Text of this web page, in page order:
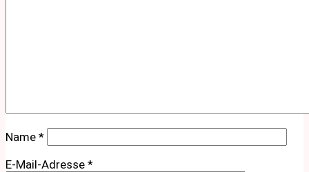
Name *
E-Mail-Adresse *